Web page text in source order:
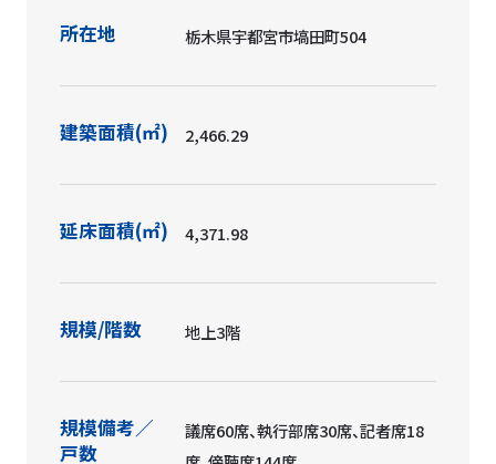
所在地 栃木県宇都宮市塙田町504
建築面積(㎡) 2,466.29
延床面積(㎡) 4,371.98
規模/階数 地上3階
規模備考／
戸数
議席60席、執行部席30席、記者席18